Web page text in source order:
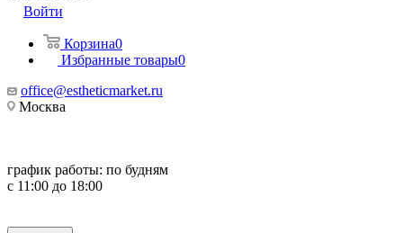
Войти
Корзина0
Избранные товары0
office@estheticmarket.ru
Москва
график работы: по будням
с 11:00 до 18:00